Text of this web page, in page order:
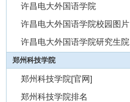
许昌电大外国语学院
许昌电大外国语学院校园图片
许昌电大外国语学院研究生院
郑州科技学院
郑州科技学院[官网]
郑州科技学院排名